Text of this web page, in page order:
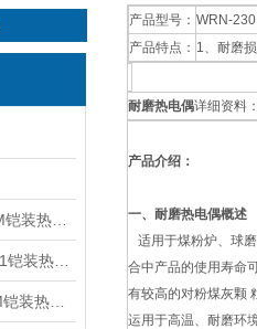
产品型号： WRN-
产品特点： 1、耐磨
耐磨热电偶详细资料
产品介绍：
一、耐磨热电偶概述
适用于煤粉炉、球
合中产品的使用寿命
有较高的对粉煤灰颗
运用于高温、耐磨环